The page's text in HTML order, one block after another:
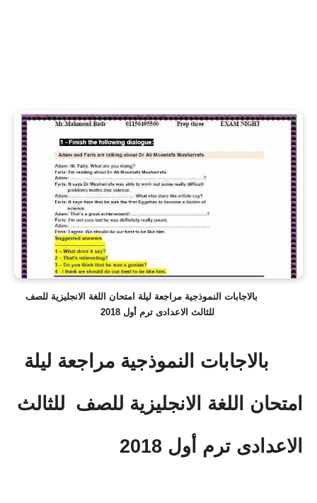
بالاجابات النموذجية مراجعة ليلة امتحان اللغة الانجليزية للصف
للثالث الاعدادى ترم أول 2018
بالاجابات النموذجية مراجعة ليلة
امتحان اللغة الانجليزية للصف للثالث
الاعدادى ترم أول 2018